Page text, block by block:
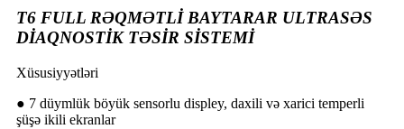
T6 FULL RƏQMƏTLİ BAYTARAR ULTRASƏS
DİAQNOSTİK TƏSİR SİSTEMİ
Xüsusiyyətləri
● 7 düymlük böyük sensorlu displey, daxili və xarici temperli
şüşə ikili ekranlar